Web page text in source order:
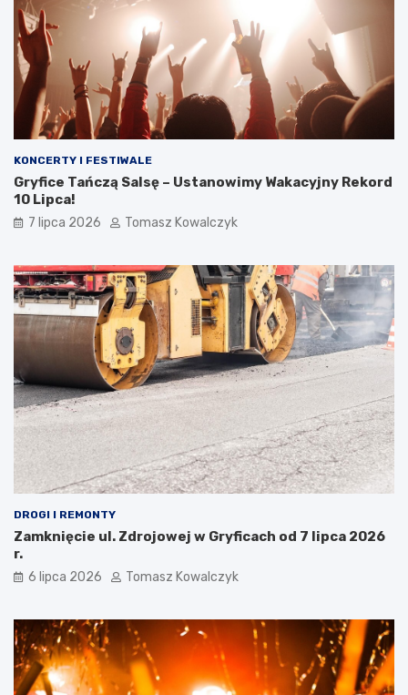
KONCERTY I FESTIWALE
Gryfice Tańczą Salsę – Ustanowimy Wakacyjny Rekord
10 Lipca!
7 lipca 2026 Tomasz Kowalczyk
DROGI I REMONTY
Zamknięcie ul. Zdrojowej w Gryficach od 7 lipca 2026
r.
6 lipca 2026 Tomasz Kowalczyk